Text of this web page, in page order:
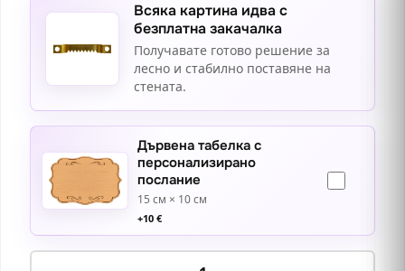
Всяка картина идва с
безплатна закачалка
Получавате готово решение за
лесно и стабилно поставяне на
стената.
Дървена табелка с
персонализирано
послание
15 см × 10 см
+10 €
количество